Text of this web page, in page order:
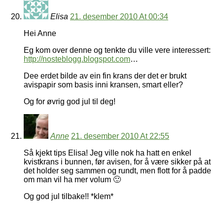
Elisa 21. desember 2010 At 00:34
Hei Anne
Eg kom over denne og tenkte du ville vere interessert:
http://nosteblogg.blogspot.com…
Dee erdet bilde av ein fin krans der det er brukt
avispapir som basis inni kransen, smart eller?
Og for øvrig god jul til deg!
Anne 21. desember 2010 At 22:55
Så kjekt tips Elisa! Jeg ville nok ha hatt en enkel
kvistkrans i bunnen, før avisen, for å være sikker på at
det holder seg sammen og rundt, men flott for å padde
om man vil ha mer volum 🙂
Og god jul tilbake!! *klem*